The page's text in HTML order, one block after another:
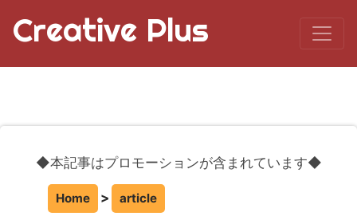
Creative Plus
◆本記事はプロモーションが含まれています◆
Home article